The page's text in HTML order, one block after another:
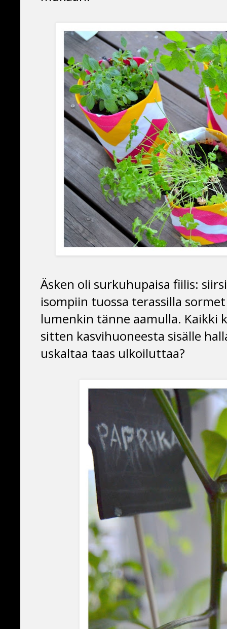
Äsken oli surkuhupaisa fiilis:
isompiin tuossa terassilla
lumenkin tänne aamulla. Kaikki
sitten kasvihuoneesta sisälle
uskaltaa taas ulkoiluttaa?